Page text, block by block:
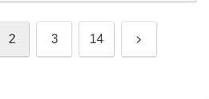
2 3 14 次